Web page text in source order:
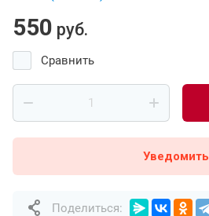
550 руб.
Сравнить
Уведомить
Поделиться: